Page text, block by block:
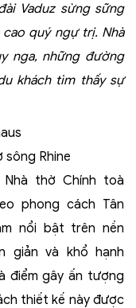
Vaduz sừng sững
quý ngự trị. Nhà
nga, những đường
khách tìm thấy sự
sông Rhine
Nhà thờ Chính toà
phong cách Tân
nổi bật trên nền
giản và khổ hạnh
điểm gây ấn tượng
thiết kế này được